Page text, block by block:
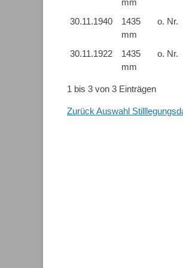
mm
30.11.1940
1435
mm
o. Nr.
30.11.1922
1435
mm
o. Nr.
1 bis 3 von 3 Einträgen
Zurück Auswahl